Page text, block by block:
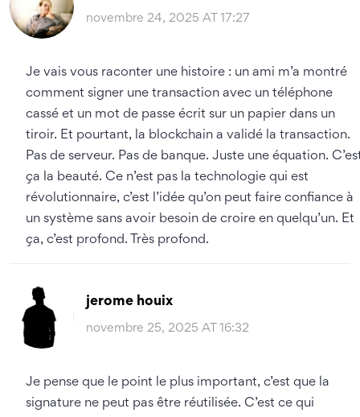
novembre 24, 2025 AT 17:27
Je vais vous raconter une histoire : un ami m’a montré
comment signer une transaction avec un téléphone
cassé et un mot de passe écrit sur un papier dans un
tiroir. Et pourtant, la blockchain a validé la transaction.
Pas de serveur. Pas de banque. Juste une équation.
ça la beauté. Ce n’est pas la technologie qui est
révolutionnaire, c’est l’idée qu’on peut faire confiance à
un système sans avoir besoin de croire en quelqu’un. Et
ça, c’est profond. Très profond.
jerome houix
novembre 25, 2025 AT 16:32
Je pense que le point le plus important, c’est que la
signature ne peut pas être réutilisée. C’est ce qui